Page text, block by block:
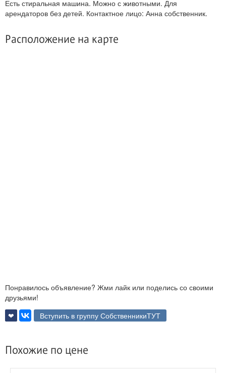
Есть стиральная машина. Можно с животными. Для
арендаторов без детей. Контактное лицо: Анна собственник.
Расположение на карте
Понравилось объявление? Жми лайк или поделись со своими
друзьями!
❤
Вступить в группу СобственникиТУТ
Похожие по цене